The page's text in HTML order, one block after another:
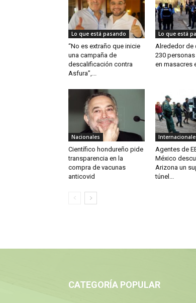
Lo que está pasando
“No es extraño que inicie
una campaña de
descalificación contra
Asfura”,...
Lo que está
Alrededor de
230
en masacres
Nacionales
Científico hondureño pide
transparencia en la
compra de vacunas
anticovid
Agentes de
México
Arizona un
túnel...
CATEGORÍA POPULAR